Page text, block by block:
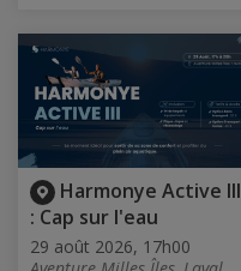
Harmonye Active III
: Cap sur l'eau
29 août 2026, 17h00